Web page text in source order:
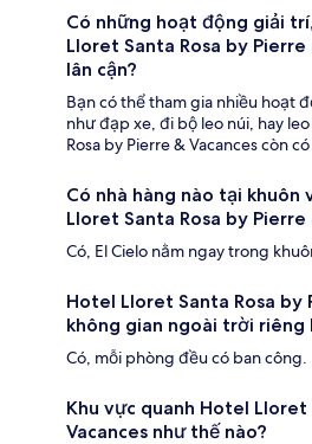
Có những hoạt động giải
Lloret Santa Rosa by Pierre
lân cận?
Bạn có thể tham gia nhiều hoạt
như đạp xe, đi bộ leo núi, hay
Rosa by Pierre & Vacances còn
Có nhà hàng nào tại khuôn
Lloret Santa Rosa by Pierre
Có, El Cielo nằm ngay trong
Hotel Lloret Santa Rosa by
không gian ngoài trời riêng
Có, mỗi phòng đều có ban công.
Khu vực quanh Hotel Lloret
Vacances như thế nào?